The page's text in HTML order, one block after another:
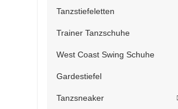
Tanzstiefeletten
Trainer Tanzschuhe
West Coast Swing Schuhe
Gardestiefel
Tanzsneaker